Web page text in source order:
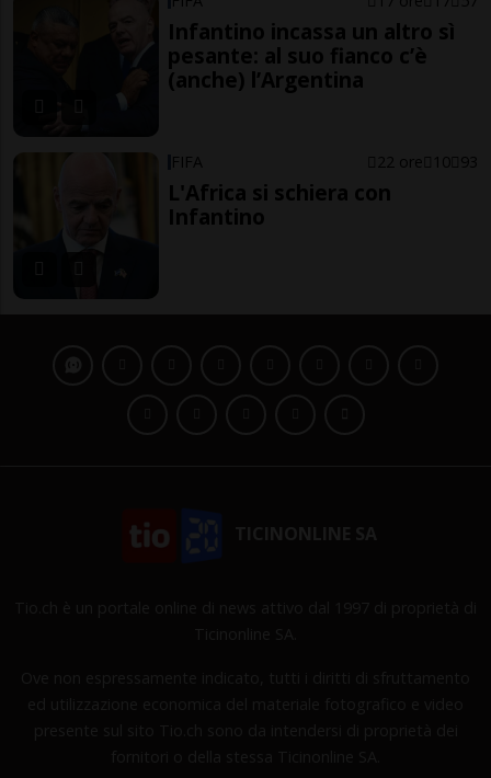
Infantino incassa un altro sì
pesante: al suo fianco c’è
(anche) l’Argentina
FIFA 22 ore 10 93
L'Africa si schiera con
Infantino